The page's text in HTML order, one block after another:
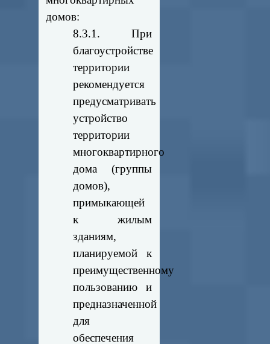
домов:
8.3.1. При
благоустройстве
территории
рекомендуется
предусматривать
устройство
территории
многоквартирного
дома (группы
домов),
примыкающей
к жилым
зданиям,
планируемой к
преимущественному
пользованию и
предназначенной
для
обеспечения